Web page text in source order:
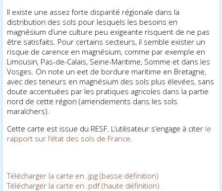
Il existe une assez forte disparité régionale dans la
distribution des sols pour lesquels les besoins en
magnésium d’une culture peu exigeante risquent de ne pas
être satisfaits. Pour certains secteurs, il semble exister un
risque de carence en magnésium, comme par exemple en
Limousin, Pas-de-Calais, Seine-Maritime, Somme et dans les
Vosges. On note un effet de bordure maritime en Bretagne,
avec des teneurs en magnésium des sols plus élevées, sans
doute accentuées par les pratiques agricoles dans la partie
nord de cette région (amendements dans les sols
maraîchers).
Cette carte est issue du RESF. L’utilisateur s’engage à citer le
rapport sur l’état des sols de France
Télécharger la carte en .jpg (basse définition)
Télécharger la carte en .pdf (haute définition)